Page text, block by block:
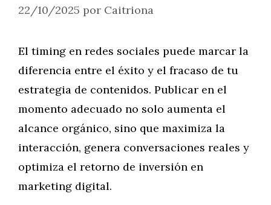
22/10/2025 por Caitriona
El timing en redes sociales puede marcar la
diferencia entre el éxito y el fracaso de tu
estrategia de contenidos. Publicar en el
momento adecuado no solo aumenta el
alcance orgánico, sino que maximiza la
interacción, genera conversaciones reales y
optimiza el retorno de inversión en
marketing digital.